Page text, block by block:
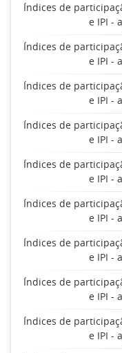
Índices de
e IPI -
Índices de
e IPI -
Índices de
e IPI -
Índices de
e IPI -
Índices de
e IPI -
Índices de
e IPI -
Índices de
e IPI -
Índices de
e IPI -
Índices de
e IPI -